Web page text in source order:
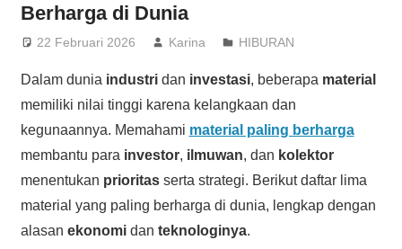
Berharga di Dunia
22 Februari 2026 Karina HIBURAN
Dalam dunia industridan investasi, beberapa material
memiliki nilai tinggi karena kelangkaan dan
kegunaannya. Memahami material paling berharga
membantu para investor, ilmuwan, dan kolektor
menentukan prioritasserta strategi. Berikut daftar lima
material yang paling berharga di dunia, lengkap dengan
alasan ekonomidan teknologinya.